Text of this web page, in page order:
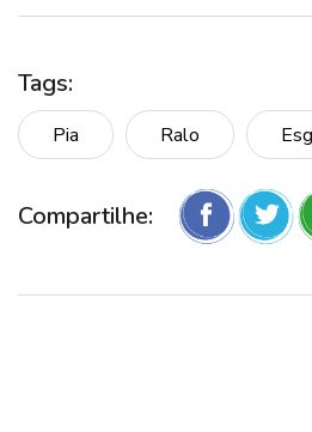
Tags:
Pia Ralo
Compartilhe: